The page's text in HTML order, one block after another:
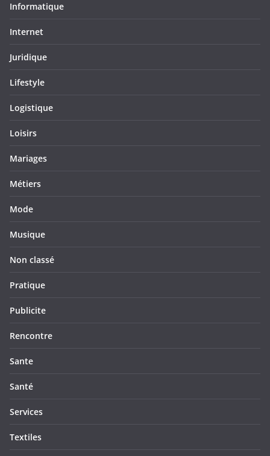
Informatique
Internet
Juridique
Lifestyle
Logistique
Loisirs
Mariages
Métiers
Mode
Musique
Non classé
Pratique
Publicite
Rencontre
Sante
Santé
Services
Textiles